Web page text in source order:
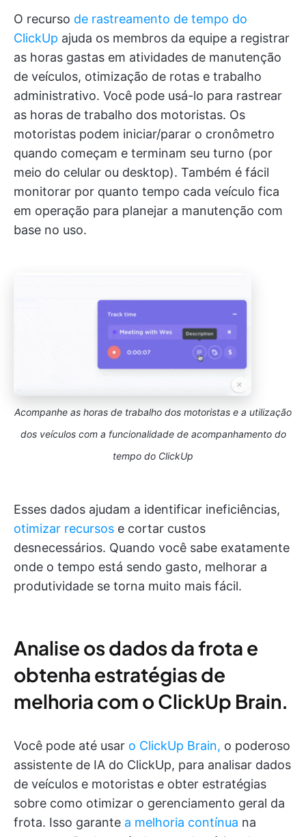
O recurso de rastreamento de tempo do
ClickUp ajuda os membros da equipe a registrar
as horas gastas em atividades de manutenção
de veículos, otimização de rotas e trabalho
administrativo. Você pode usá-lo para rastrear
as horas de trabalho dos motoristas. Os
motoristas podem iniciar/parar o cronômetro
quando começam e terminam seu turno (por
meio do celular ou desktop). Também é fácil
monitorar por quanto tempo cada veículo fica
em operação para planejar a manutenção com
base no uso.
Acompanhe as horas de trabalho dos motoristas e a utilização
dos veículos com a funcionalidade de acompanhamento do
tempo do ClickUp
Esses dados ajudam a identificar ineficiências,
otimizar recursos e cortar custos
desnecessários. Quando você sabe exatamente
onde o tempo está sendo gasto, melhorar a
produtividade se torna muito mais fácil.
Analise os dados da frota e
obtenha estratégias de
melhoria com o ClickUp Brain.
Você pode até usar o ClickUp Brain, o poderoso
assistente de IA do ClickUp, para analisar dados
de veículos e motoristas e obter estratégias
sobre como otimizar o gerenciamento geral da
frota. Isso garante a melhoria contínua na